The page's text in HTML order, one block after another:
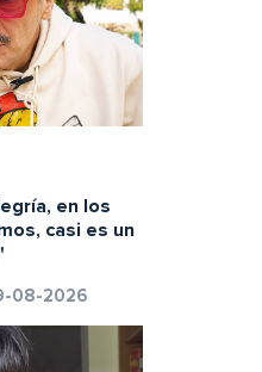
en los
casi es un
08-2026